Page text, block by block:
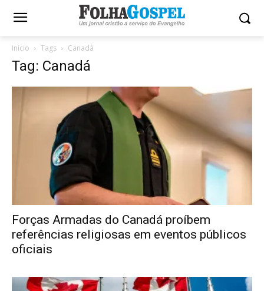
Início Tags Canadá
Tag: Canadá
Forças Armadas do Canadá proíbem
referências religiosas em eventos públicos
oficiais